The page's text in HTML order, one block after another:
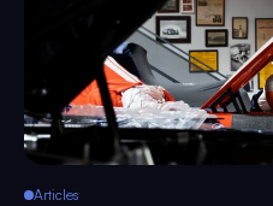
Articles